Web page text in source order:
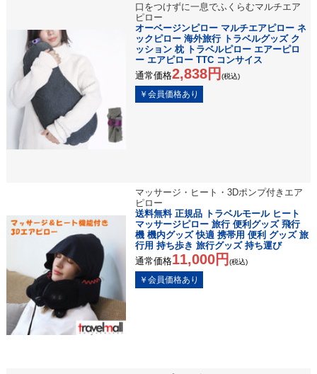
口をつけずに一息でふくらむマルチエア
ピロー
オーベージンピロー マルチエアピロー ネ
ックピロー 海外旅行 トラベルグッズ ク
ッション 枕 トラベルピロー エアーピロ
ー エアピロー TTC コンサイス
通常価格2,838円 (税込)
マッサージ・ヒート・3Dポンプ付きエア
ピロー
送料無料 正規品 トラベルモール ヒート
マッサージピロー 旅行 便利グッズ 飛行
機 機内グッズ 快適 携帯用 便利 グッズ 旅
行用 持ち歩き 旅行グッズ 持ち運び
通常価格11,000円 (税込)